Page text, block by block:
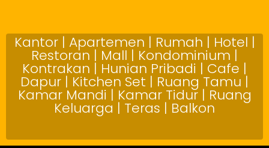
Kantor | Apartemen | Rumah | Hotel |
Restoran | Mall | Kondominium |
Kontrakan | Hunian Pribadi | Cafe |
Dapur | Kitchen Set | Ruang Tamu |
Kamar Mandi | Kamar Tidur | Ruang
Keluarga | Teras | Balkon